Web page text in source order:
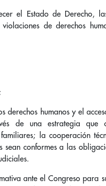
el Estado de Derecho,
de derechos
derechos humanos y el
de una estrategia que
la cooperación
conformes a las
ante el Congreso para